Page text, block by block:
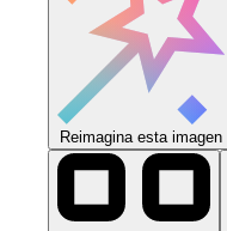
Reimagina esta imagen